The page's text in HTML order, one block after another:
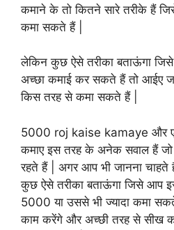
कमाने के तो कितने सारे तरीके हैं
कमा सकते हैं |
लेकिन कुछ ऐसे तरीका बताऊंगा
अच्छा कमाई कर सकते हैं तो आईए
किस तरह से कमा सकते हैं |
5000 roj kaise kamaye और
कमाए इस तरह के अनेक सवाल हैं
रहते हैं | अगर आप भी जानना
कुछ ऐसे तरीका बताऊंगा जिसे आप
5000 या उससे भी ज्यादा कमा
काम करेंगे और अच्छी तरह से सीख